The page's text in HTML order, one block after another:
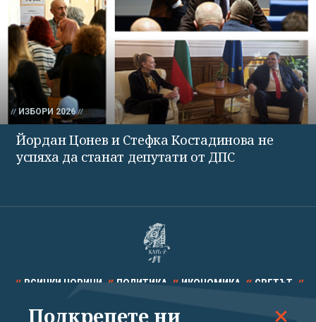
ИЗБОРИ 2026
Йордан Цонев и Стефка Костадинова не
успяха да станат депутати от ДПС
ВСИЧКИ НОВИНИ ПОЛИТИКА ИКОНОМИКА СВЕТЪТ
СПОРТ КУЛТУРА ТЕХНОЛОГИИ КАЛЕЙДОСКОП
Подкрепете ни